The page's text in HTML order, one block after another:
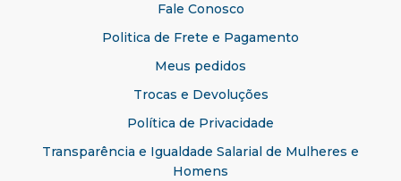
Fale Conosco
Politica de Frete e Pagamento
Meus pedidos
Trocas e Devoluções
Política de Privacidade
Transparência e Igualdade Salarial de Mulheres e
Homens